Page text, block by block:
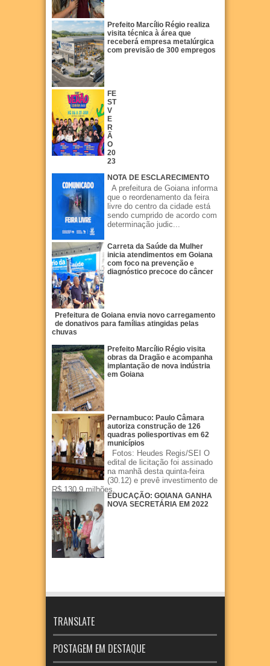
Prefeito Marcílio Régio realiza
visita técnica à área que
receberá empresa metalúrgica
com previsão de 300 empregos
FE
ST
V
E
R
Ã
O
20
23
NOTA DE ESCLARECIMENTO
A prefeitura de Goiana informa
que o reordenamento da feira
livre do centro da cidade está
sendo cumprido de acordo com
determinação judic...
Carreta da Saúde da Mulher
inicia atendimentos em Goiana
com foco na prevenção e
diagnóstico precoce do câncer
Prefeitura de Goiana envia novo carregamento
de donativos para famílias atingidas pelas
chuvas
Prefeito Marcílio Régio visita
obras da Dragão e acompanha
implantação de nova indústria
em Goiana
Pernambuco: Paulo Câmara
autoriza construção de 126
quadras poliesportivas em 62
municípios
Fotos: Heudes Regis/SEI O
edital de licitação foi assinado
na manhã desta quinta-feira
(30.12) e prevê investimento de
R$ 130,9 milhões.
EDUCAÇÃO: GOIANA GANHA
NOVA SECRETÁRIA EM 2022
TRANSLATE
POSTAGEM EM DESTAQUE